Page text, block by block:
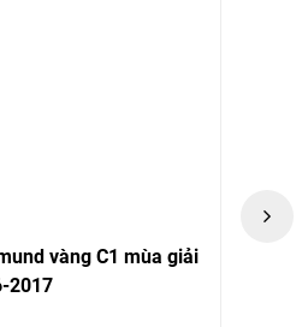
vàng C1 mùa giải
2017